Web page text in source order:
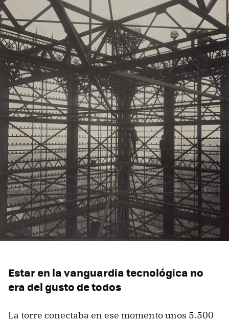
Estar en la vanguardia tecnológica no
era del gusto de todos
La torre conectaba en ese momento unos 5.500